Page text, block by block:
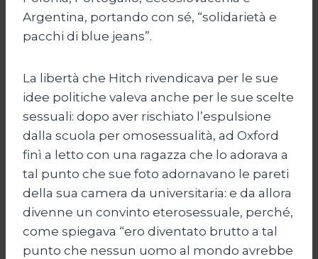
Argentina, portando con sé, “solidarietà e
pacchi di blue jeans”.
La libertà che Hitch rivendicava per le sue
idee politiche valeva anche per le sue scelte
sessuali: dopo aver rischiato l’espulsione
dalla scuola per omosessualità, ad Oxford
finì a letto con una ragazza che lo adorava a
tal punto che sue foto adornavano le pareti
della sua camera da universitaria: e da allora
divenne un convinto eterosessuale, perché,
come spiegava “ero diventato brutto a tal
punto che nessun uomo al mondo avrebbe